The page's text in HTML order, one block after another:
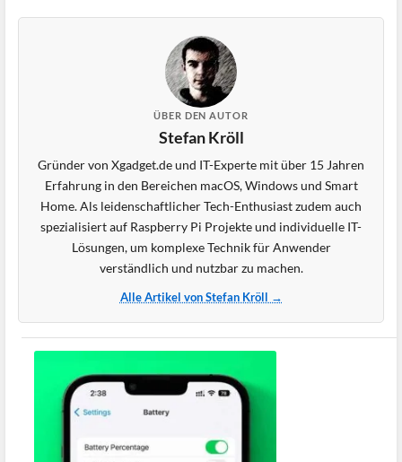
ÜBER DEN AUTOR
Stefan Kröll
Gründer von Xgadget.de und IT-Experte mit über 15 Jahren
Erfahrung in den Bereichen macOS, Windows und Smart
Home. Als leidenschaftlicher Tech-Enthusiast zudem auch
spezialisiert auf Raspberry Pi Projekte und individuelle IT-
Lösungen, um komplexe Technik für Anwender
verständlich und nutzbar zu machen.
Alle Artikel von Stefan Kröll →